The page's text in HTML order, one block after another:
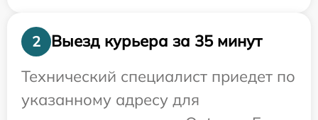
2
Выезд курьера за 35 минут
Технический специалист приедет по
указанному адресу для